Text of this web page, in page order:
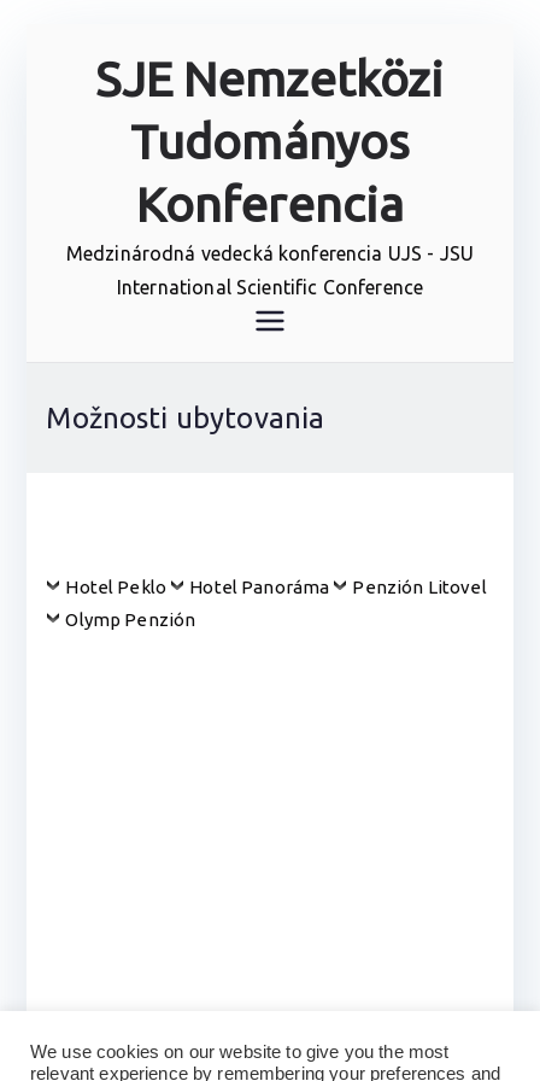
SJE Nemzetközi
Tudományos
Konferencia
Medzinárodná vedecká konferencia UJS - JSU
International Scientific Conference
Možnosti ubytovania
Hotel Peklo Hotel Panoráma
Penzión Litovel
Olymp Penzión
We use cookies on our website to give you the most
relevant experience by remembering your preferences and